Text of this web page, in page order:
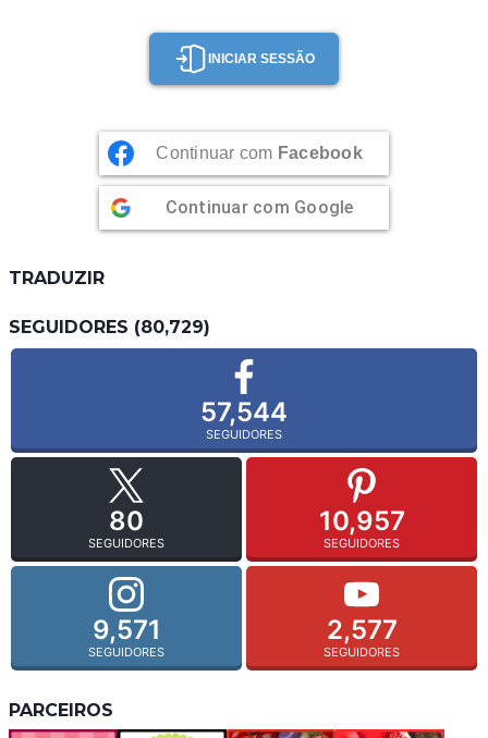
INICIAR SESSÃO
Continuar com Facebook
Continuar com Google
TRADUZIR
SEGUIDORES (80,729)
57,544
SEGUIDORES
80
SEGUIDORES
10,957
SEGUIDORES
9,571
SEGUIDORES
2,577
SEGUIDORES
PARCEIROS